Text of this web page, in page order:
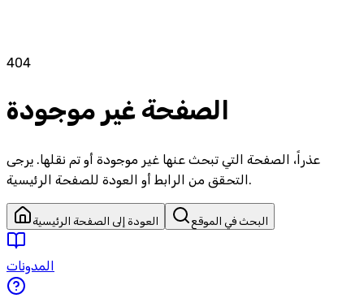
404
الصفحة غير موجودة
عذراً، الصفحة التي تبحث عنها غير موجودة أو تم نقلها. يرجى
التحقق من الرابط أو العودة للصفحة الرئيسية.
العودة إلى الصفحة الرئيسية البحث في الموقع
المدونات